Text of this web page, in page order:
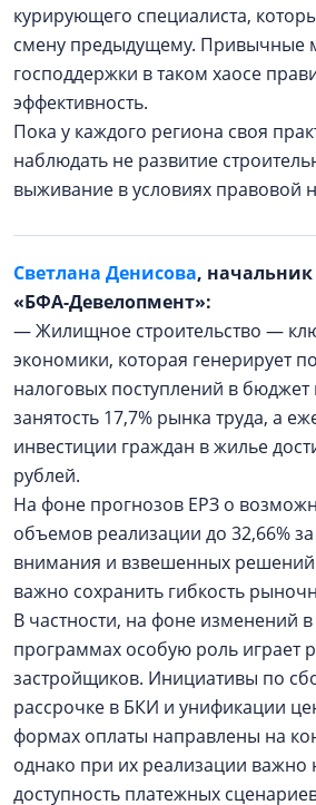
курирующего специалиста,
смену предыдущему. Привычные
господдержки в таком хаосе
эффективность.
Пока у каждого региона своя
наблюдать не развитие
выживание в условиях правовой
Светлана Денисова,
«БФА-Девелопмент»:
— Жилищное строительство —
экономики, которая генерирует
налоговых поступлений в бюджет
занятость 17,7% рынка труда, а
инвестиции граждан в жилье
рублей.
На фоне прогнозов ЕРЗ о
объемов реализации до 32,66% за
внимания и взвешенных
важно сохранить гибкость
В частности, на фоне изменений
программах особую роль играет
застройщиков. Инициативы по
рассрочке в БКИ и унификации
формах оплаты направлены на
однако при их реализации важно
доступность платежных